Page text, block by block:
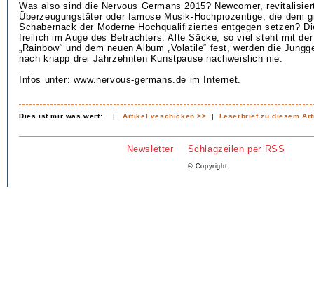
Was also sind die Nervous Germans 2015? Newcomer,
Überzeugungstäter oder famose Musik-Hochprozentige, die dem
Schabernack der Moderne Hochqualifiziertes entgegen setzen?
freilich im Auge des Betrachters. Alte Säcke, so viel steht mit
„Rainbow“ und dem neuen Album „Volatile“ fest, werden die
nach knapp drei Jahrzehnten Kunstpause nachweislich nie.
Infos unter: www.nervous-germans.de im Internet.
Dies ist mir was wert: |Artikel veschicken >> | Leserbrief zu diesem
Newsletter Schlagzeilen per RSS
© Copyright